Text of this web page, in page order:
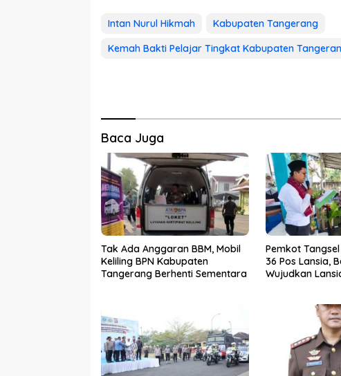
Intan Nurul Hikmah
Kabupaten Tangerang
Kemah Bakti Pelajar Tingkat Kabupaten
Baca Juga
Tak Ada Anggaran BBM, Mobil
Keliling BPN Kabupaten
Tangerang Berhenti Sementara
Pemkot
36 Pos Lansia,
Wujudkan